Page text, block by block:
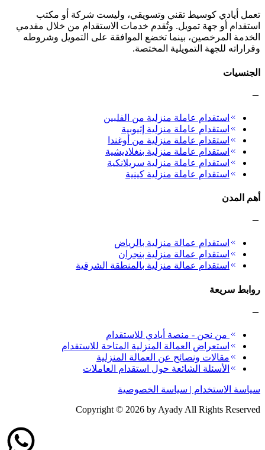
تعمل أيادي كوسيط تقني وتسويقي، وليست شركة أو مكتب
استقدام أو جهة تمويل. وتُقدم خدمات الاستقدام من خلال مقدمي
الخدمة المرخصين، بينما تخضع الموافقة على التمويل وشروطه
وقراراته للجهة التمويلية المختصة.
الجنسيات
استقدام عاملة منزلية من الفلبين
استقدام عاملة منزلية إثيوبية
استقدام عاملة منزلية من أوغندا
استقدام عاملة منزلية بنغلاديشية
استقدام عاملة منزلية سريلانكية
استقدام عاملة منزلية كينية
أهم المدن
استقدام عمالة منزلية بالرياض
استقدام عمالة منزلية بنجران
استقدام عمالة منزلية بالمنطقة الشرقية
روابط سريعة
من نحن - منصة أيادي للاستقدام
استعراض العمالة المنزلية المتاحة للاستقدام
مقالات ونصائح عن العمالة المنزلية
الأسئلة الشائعة حول استقدام العاملات
سياسة الاستخدام | سياسة الخصوصية
Copyright © 2026 by Ayady All Rights Reserved